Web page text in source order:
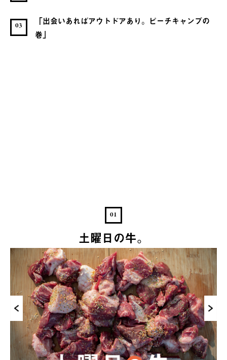
03
「出会いあればアウトドアあり。ピーチキャンプの
巻」
01
土曜日の牛。